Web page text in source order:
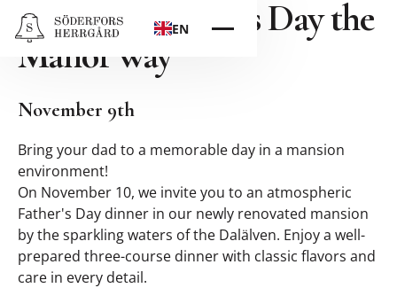
EN
Celebrate Father's Day the
Manor way
November 9th
Bring your dad to a memorable day in a mansion
environment!
On November 10, we invite you to an atmospheric
Father's Day dinner in our newly renovated mansion
by the sparkling waters of the Dalälven. Enjoy a well-
prepared three-course dinner with classic flavors and
care in every detail.